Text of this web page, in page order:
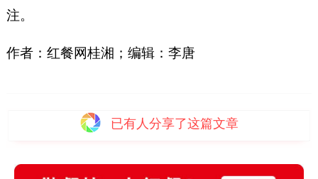
注。
作者：红餐网桂湘；编辑：李唐
已有人分享了这篇文章